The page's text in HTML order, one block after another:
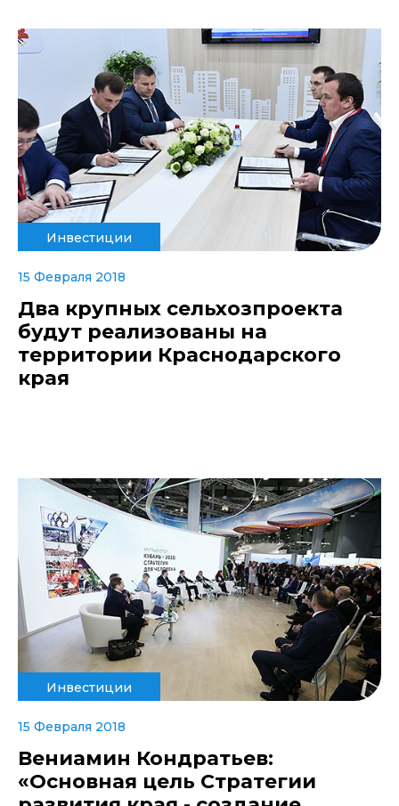
Инвестиции
15 Февраля 2018
Два крупных сельхозпроекта
будут реализованы на
территории Краснодарского
края
Инвестиции
15 Февраля 2018
Вениамин Кондратьев:
«Основная цель Стратегии